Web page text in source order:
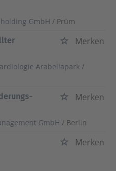
GmbH / Prüm
Merken
Arabellapark /
Merken
GmbH / Berlin
Merken